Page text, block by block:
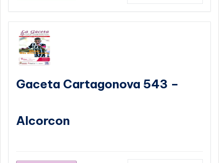
Gaceta Cartagonova 543 –
Alcorcon